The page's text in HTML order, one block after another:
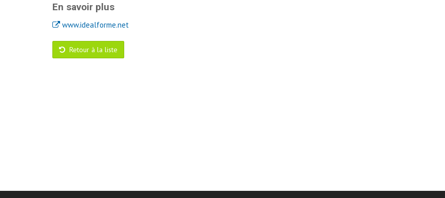
En savoir plus
www.idealforme.net
Retour à la liste